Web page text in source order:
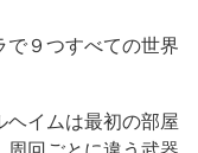
で９つすべての世界
イムは最初の部屋